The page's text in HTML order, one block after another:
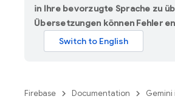
in Ihre bevorzugte Sprache zu
Übersetzungen können Fehler
Firebase Documentation Gemini